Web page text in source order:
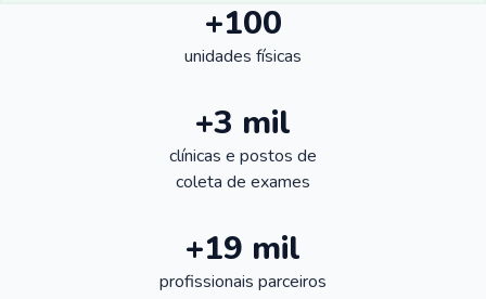
+100
unidades físicas
+3 mil
clínicas e postos de
coleta de exames
+19 mil
profissionais parceiros